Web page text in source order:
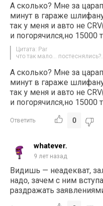
А сколько? Мне за
минут в гараже
так у меня и авто не
и погорячился,но 15000
Цитата: Par
что так мало…
А сколько? Мне за
минут в гараже
так у меня и авто не
и погорячился,но 15000
Ответить 0
whatever.
9 лет назад
Видишь — неадекват,
надо, зачем с ним
раздражать